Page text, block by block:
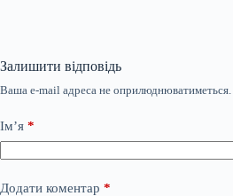
Залишити відповідь
Ваша e-mail адреса не оприлюднюватиметься.
Ім’я *
Додати коментар *